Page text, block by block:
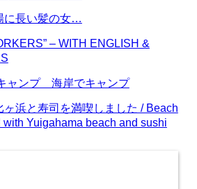
に長い髪の女…
– WITH ENGLISH &
ャンプ 海岸でキャンプ
ヶ浜と寿司を満喫しました / Beach
Yuigahama beach and sushi